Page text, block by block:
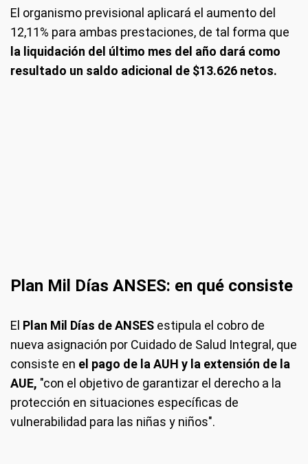
El organismo previsional aplicará el aumento del
12,11% para ambas prestaciones, de tal forma que
la liquidación del último mes del año dará como
resultado un saldo adicional de $13.626 netos.
Plan Mil Días ANSES: en qué consiste
El Plan Mil Días de ANSES estipula el cobro de
nueva asignación por Cuidado de Salud Integral, que
consiste en el pago de la AUH y la extensión de la
AUE, "con el objetivo de garantizar el derecho a la
protección en situaciones específicas de
vulnerabilidad para las niñas y niños".